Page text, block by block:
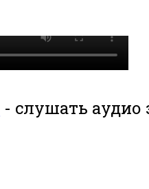
- слушать аудио